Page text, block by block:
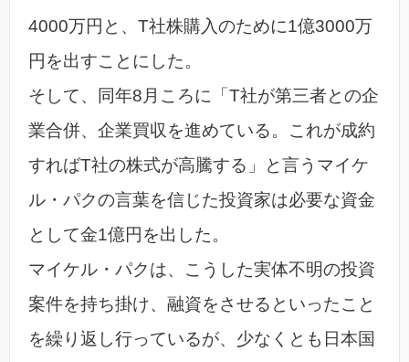
4000万円と、T社株購入のために1億3000万
円を出すことにした。
そして、同年8月ころに「T社が第三者との企
業合併、企業買収を進めている。これが成約
すればT社の株式が高騰する」と言うマイケ
ル・パクの言葉を信じた投資家は必要な資金
として金1億円を出した。
マイケル・パクは、こうした実体不明の投資
案件を持ち掛け、融資をさせるといったこと
を繰り返し行っているが、少なくとも日本国